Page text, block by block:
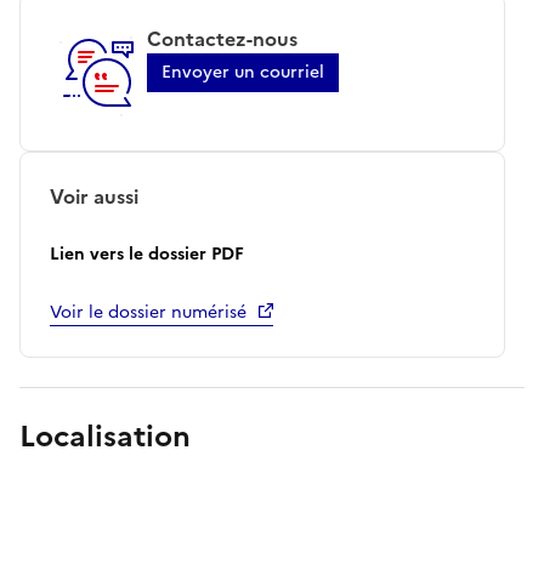
Contactez-nous
Envoyer un courriel
Voir aussi
Lien vers le dossier PDF
Voir le dossier numérisé
Localisation